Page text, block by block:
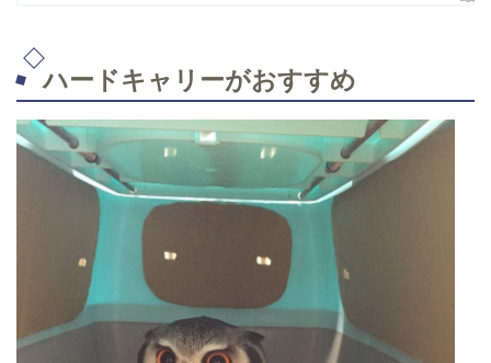
ハードキャリーがおすすめ